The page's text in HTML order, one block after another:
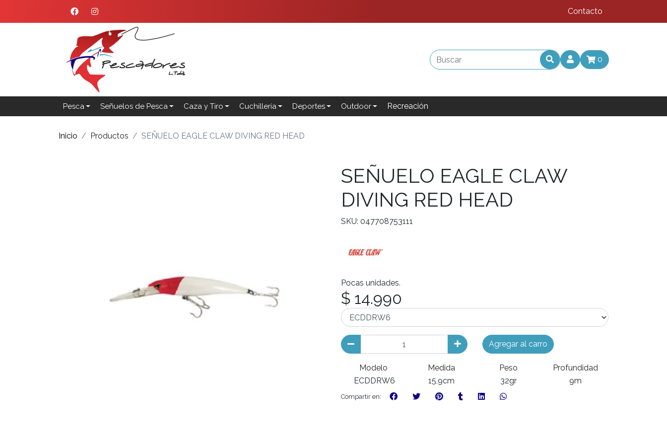
Contacto
0
Pesca Señuelos de Pesca Caza y Tiro Cuchillería Deportes Outdoor Recreación
Inicio Productos SEÑUELO EAGLE CLAW DIVING RED HEAD
SEÑUELO EAGLE CLAW
DIVING RED HEAD
SKU: 047708753111
Pocas unidades.
$ 14.990
Agregar al carro
Modelo Medida Peso
Profundidad
ECDDRW6
15,9cm 32gr 9m
Compartir en: